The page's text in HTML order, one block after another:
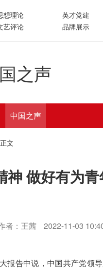
想理论 英才党建
艺评论 品牌展示
之声
中国之声
文
神 做好有为
者：王茜 2022-11-03
报告中说， 中国共产党领